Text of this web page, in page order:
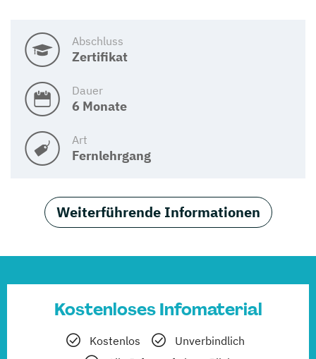
Abschluss
Zertifikat
Dauer
6 Monate
Art
Fernlehrgang
Weiterführende Informationen
Kostenloses Infomaterial
Kostenlos
Unverbindlich